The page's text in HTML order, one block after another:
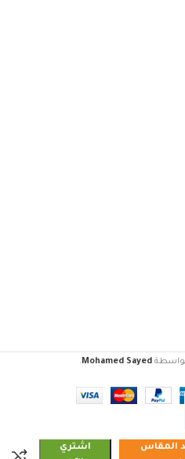
بواسطةMohamed Sayed
.
المقاس
اشتري